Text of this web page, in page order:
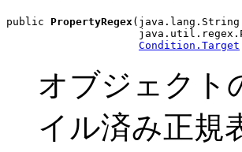
public PropertyRegex(java.lang.String
Condition.Target
オブジェクト
イル済み正規